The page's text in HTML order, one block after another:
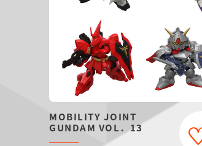
MOBILITY JOINT
GUNDAM VOL．13